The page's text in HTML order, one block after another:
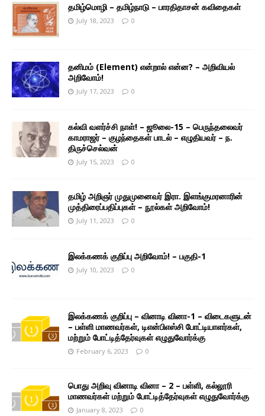
தமிழ்மொழி – தமிழ்நாடு – பாரதிதாசன் கவிதைகள்
July 18, 2023 0
தனிமம் (Element) என்றால் என்ன? – அறிவியல்
அறிவோம்!
July 17, 2023 0
கல்வி வளர்ச்சி நாள்! – ஜூலை-15 – பெருந்தலைவர்
காமராஜர் – குழந்தைகள் பாடல் – எழுதியவர் – ந.
திருச்செல்வன்
July 15, 2023 0
தமிழ் அறிஞர் முதுமுனைவர் இரா. இளங்குமரனாரின்
முத்திரைப்பதிப்புகள் – நூல்கள் அறிவோம்!
July 11, 2023 0
இலக்கணக் குறிப்பு அறிவோம்! – பகுதி-1
July 10, 2023 0
இலக்கணக் குறிப்பு – வினாடி வினா-1 – விடைகளுடன்
– பள்ளி மாணவர்கள், டிஎன்பிஎஸ்சி போட்டியாளர்கள்,
மற்றும் போட்டித்தேர்வுகள் எழுதுவோர்க்கு
February 6, 2023 0
பொது அறிவு வினாடி வினா – 2 – பள்ளி, கல்லூரி
மாணவர்கள் மற்றும் போட்டித்தேர்வுகள் எழுதுவோர்க்கு
January 8, 2023 0